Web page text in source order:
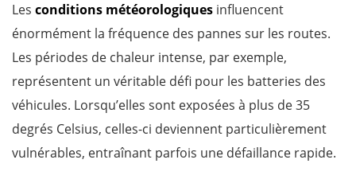
Les conditions météorologiques influencent
énormément la fréquence des pannes sur les routes.
Les périodes de chaleur intense, par exemple,
représentent un véritable défi pour les batteries des
véhicules. Lorsqu’elles sont exposées à plus de 35
degrés Celsius, celles-ci deviennent particulièrement
vulnérables, entraînant parfois une défaillance rapide.